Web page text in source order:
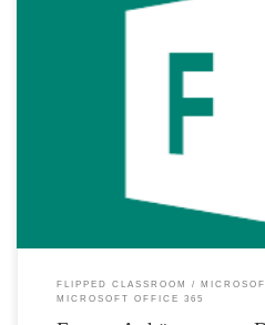
Unsere beliebte Anwendung Microsoft
jetzt das Anhängen von Dateien! Es ist
Größenbeschränkung und den Dateityp
den nächsten Wochen ausgerollt!
FLIPPED CLASSROOM
MICROSOFT OFFICE 365